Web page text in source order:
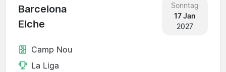
Barcelona
Elche
Sonntag
17 Jan
2027
Camp Nou
La Liga